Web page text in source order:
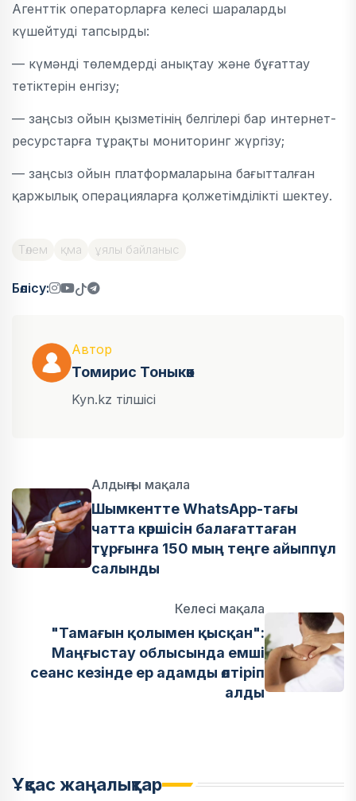
Агенттік операторларға келесі шараларды
күшейтуді тапсырды:
— күмәнді төлемдерді анықтау және бұғаттау
тетіктерін енгізу;
— заңсыз ойын қызметінің белгілері бар интернет-
ресурстарға тұрақты мониторинг жүргізу;
— заңсыз ойын платформаларына бағытталған
қаржылық операцияларға қолжетімділікті шектеу.
Төлем қма ұялы байланыс
Бөлісу:
Автор
Томирис Тоныкөк
Kyn.kz тілшісі
Алдыңғы мақала
Шымкентте WhatsApp-тағы
чатта көршісін балағаттаған
тұрғынға 150 мың теңге айыппұл
салынды
Келесі мақала
"Тамағын қолымен қысқан":
Маңғыстау облысында емші
сеанс кезінде ер адамды өлтіріп
алды
Ұқсас жаңалықтар